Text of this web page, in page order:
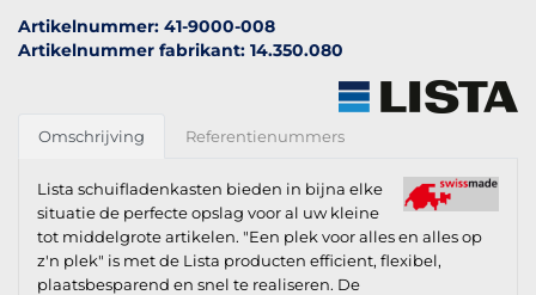
Artikelnummer: 41-9000-008
Artikelnummer fabrikant: 14.350.080
Omschrijving Referentienummers
Lista schuifladenkasten bieden in bijna elke
situatie de perfecte opslag voor al uw kleine
tot middelgrote artikelen. "Een plek voor alles en alles op
z'n plek" is met de Lista producten efficient, flexibel,
plaatsbesparend en snel te realiseren. De